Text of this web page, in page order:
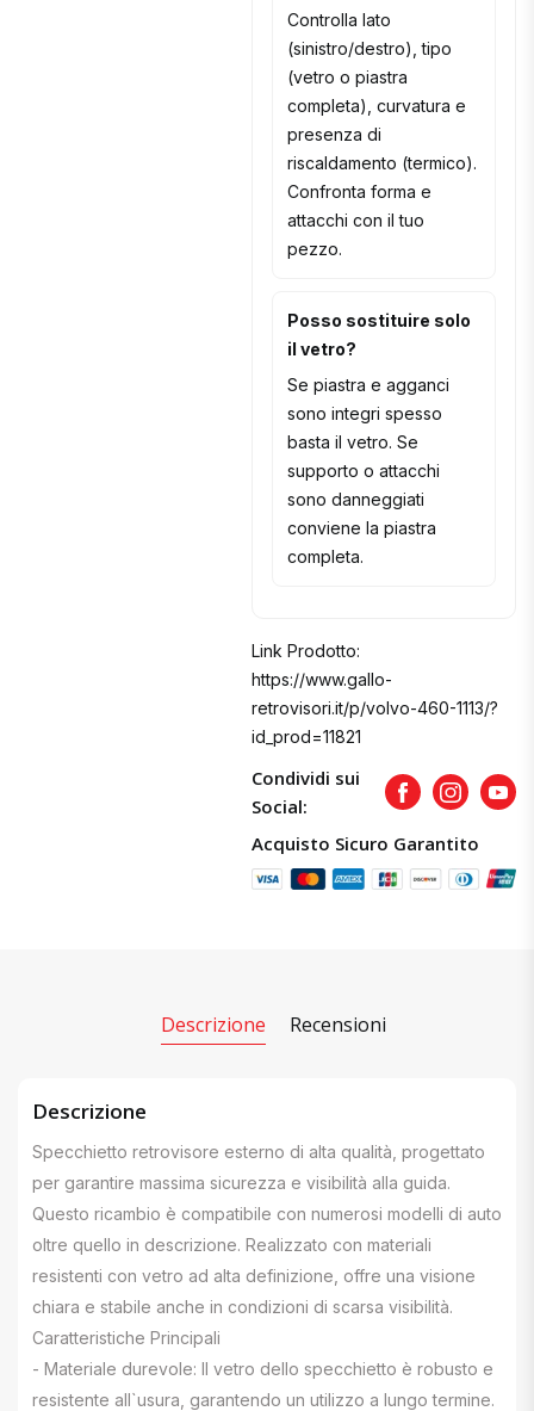
Controlla lato
(sinistro/destro), tipo
(vetro o piastra
completa), curvatura e
presenza di
riscaldamento (termico).
Confronta forma e
attacchi con il tuo
pezzo.
Posso sostituire solo
il vetro?
Se piastra e agganci
sono integri spesso
basta il vetro. Se
supporto o attacchi
sono danneggiati
conviene la piastra
completa.
Link Prodotto:
https://www.gallo-
retrovisori.it/p/volvo-460-1113/?
id_prod=11821
Condividi sui
Social:
FacebookInstagram
Acquisto Sicuro Garantito
Descrizione Recensioni
Descrizione
Specchietto retrovisore esterno di alta qualità, progettato
per garantire massima sicurezza e visibilità alla guida.
Questo ricambio è compatibile con numerosi modelli di auto
oltre quello in descrizione. Realizzato con materiali
resistenti con vetro ad alta definizione, offre una visione
chiara e stabile anche in condizioni di scarsa visibilità.
Caratteristiche Principali
- Materiale durevole: Il vetro dello specchietto è robusto e
resistente all`usura, garantendo un utilizzo a lungo termine.